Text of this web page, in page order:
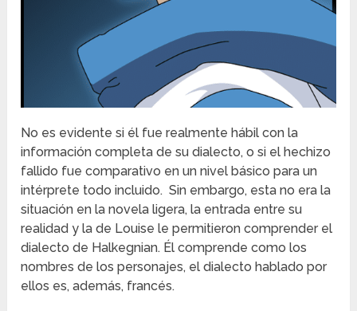
No es evidente si él fue realmente hábil con la
información completa de su dialecto, o si el hechizo
fallido fue comparativo en un nivel básico para un
intérprete todo incluido. Sin embargo, esta no era la
situación en la novela ligera, la entrada entre su
realidad y la de Louise le permitieron comprender el
dialecto de Halkegnian. Él comprende como los
nombres de los personajes, el dialecto hablado por
ellos es, además, francés.